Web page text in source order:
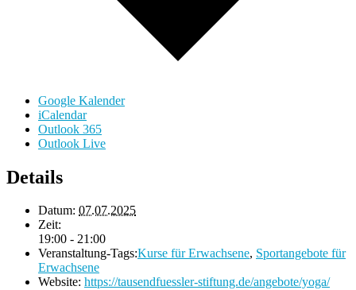
Google Kalender
iCalendar
Outlook 365
Outlook Live
Details
Datum: 07.07.2025
Zeit:
19:00 - 21:00
Veranstaltung-Tags:Kurse für Erwachsene, Sportangebote für
Erwachsene
Website: https://tausendfuessler-stiftung.de/angebote/yoga/